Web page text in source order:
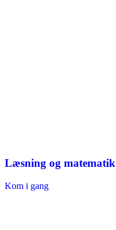
Læsning og matematik
Kom i gang